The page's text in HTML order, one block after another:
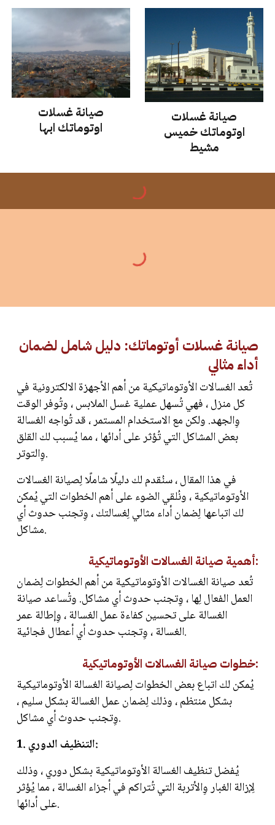
صيانة غسلات
اوتوماتك ابها
صيانة غسلات
اوتوماتكخميس
مشيط
صيانة غسلات أوتوماتك: دليل شامل لضمان
أداء مثالي
تُعد الغسالات الأوتوماتيكية من أهم الأجهزة الالكترونية في
كل منزل ، فهي تُسهل عملية غسل الملابس ، وتُوفر الوقت
وِالجهد. ولكن مع الاستخدام المستمر ، قد تُواجه الغسالة
بعض المشاكل التي تُؤثر على أدائها ، مما يُسبب لك القلق
وِالتوتر.
في هذا المقال ، سنُقدم لك دليلًا شاملًا لِصيانة الغسالات
الأوتوماتيكية ، ونُلقي الضوء على أهم الخطوات التي يُمكن
لك اتباعها لِضمان أداء مثالي لِغسالتك ، وِتجنب حدوث أي
مشاكل.
أهمية صيانة الغسالات الأوتوماتيكية:
تُعد صيانة الغسالات الأوتوماتيكية من أهم الخطوات لِضمان
العمل الفعال لِها ، وِتجنب حدوث أي مشاكل. وتُساعد صيانة
الغسالة على تحسين كفاءة عمل الغسالة ، وِإطالة عمر
الغسالة ، وِتجنب حدوث أي أعطال فجائية.
خطوات صيانة الغسالات الأوتوماتيكية:
يُمكن لك اتباع بعض الخطوات لِصيانة الغسالة الأوتوماتيكية
بشكل منتظم ، وذلك لِضمان عمل الغسالة بشكل سليم ،
وِتجنب حدوث أي مشاكل.
1. التنظيف الدوري:
يُفضل تنظيف الغسالة الأوتوماتيكية بشكل دوري ، وذلك
لِإزالة الغبار وِالأتربة التي تُتراكم في أجزاء الغسالة ، مما يُؤثر
على أدائها.